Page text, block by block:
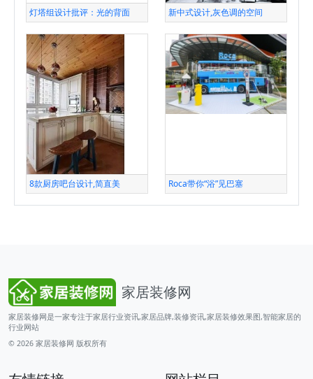
灯塔组设计批评：光的背面 新中式设计,灰色调的空间
8款厨房吧台设计,简直美 Roca带你“浴”见巴塞
家居装修网
家居装修网是一家专注于家居行业资讯,家居品牌,装修资讯,家居装修效果图,智能家居的
行业网站
© 2026 家居装修网 版权所有